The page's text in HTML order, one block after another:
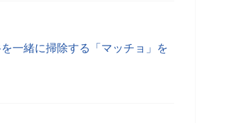
一緒に掃除する「マッチョ」を